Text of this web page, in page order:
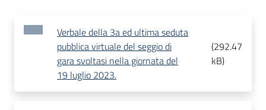
Verbale della 3a ed ultima seduta
pubblica virtuale del seggio di
gara svoltasi nella giornata del
19 luglio 2023.
(292.47
kB)